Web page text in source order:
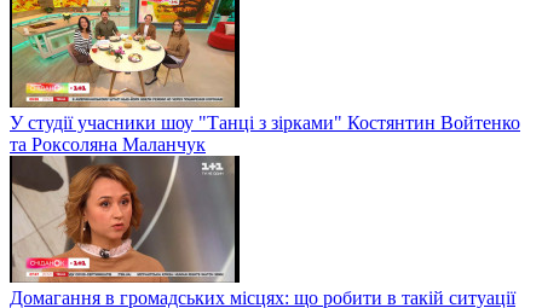
У студії учасники шоу "Танці з зірками" Костянтин Войтенко
та Роксоляна Маланчук
Домагання в громадських місцях: що робити в такій ситуації